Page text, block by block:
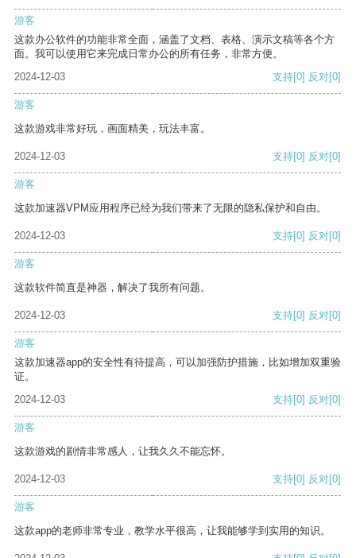
游客
这款办公软件的功能非常全面，涵盖了文档、表格、演示文稿等各个方
面。我可以使用它来完成日常办公的所有任务，非常方便。
2024-12-03
支持[0] 反对[0]
游客
这款游戏非常好玩，画面精美，玩法丰富。
2024-12-03 支持[0] 反对[0]
游客
这款加速器VPM应用程序已经为我们带来了无限的隐私保护和自由。
2024-12-03 支持[0] 反对[0]
游客
这款软件简直是神器，解决了我所有问题。
2024-12-03 支持[0] 反对[0]
游客
这款加速器app的安全性有待提高，可以加强防护措施，比如增加双重验
证。
2024-12-03
支持[0] 反对[0]
游客
这款游戏的剧情非常感人，让我久久不能忘怀。
2024-12-03 支持[0] 反对[0]
游客
这款app的老师非常专业，教学水平很高，让我能够学到实用的知识。